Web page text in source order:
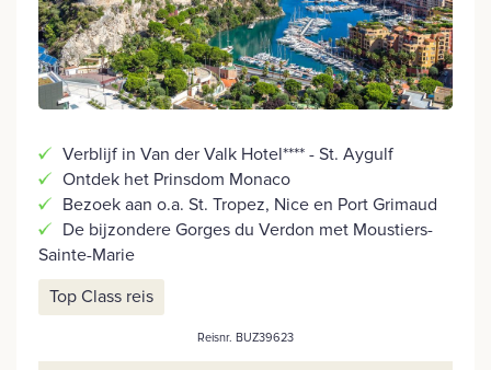
Verblijf in Van der Valk Hotel**** - St. Aygulf
Ontdek het Prinsdom Monaco
Bezoek aan o.a. St. Tropez, Nice en Port Grimaud
De bijzondere Gorges du Verdon met Moustiers-
Sainte-Marie
Top Class reis
Reisnr. BUZ39623